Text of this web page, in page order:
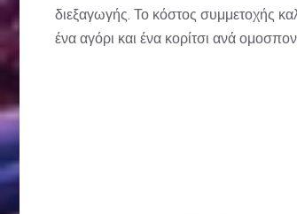
διεξαγωγής. Το κόστος συμμετοχής
ένα αγόρι και ένα κορίτσι ανά